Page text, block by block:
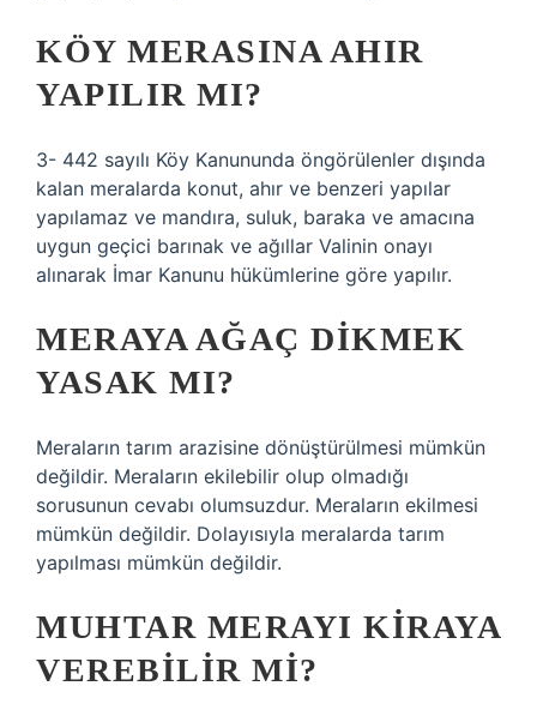
KÖY MERASINA AHIR
YAPILIR MI?
3- 442 sayılı Köy Kanununda öngörülenler dışında
kalan meralarda konut, ahır ve benzeri yapılar
yapılamaz ve mandıra, suluk, baraka ve amacına
uygun geçici barınak ve ağıllar Valinin onayı
alınarak İmar Kanunu hükümlerine göre yapılır.
MERAYA AĞAÇ DIKMEK
YASAK MI?
Meraların tarım arazisine dönüştürülmesi mümkün
değildir. Meraların ekilebilir olup olmadığı
sorusunun cevabı olumsuzdur. Meraların ekilmesi
mümkün değildir. Dolayısıyla meralarda tarım
yapılması mümkün değildir.
MUHTAR MERAYI KIRAYA
VEREBILIR MI?